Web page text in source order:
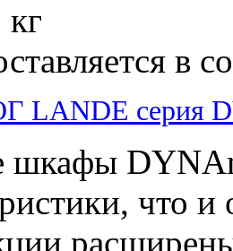
в
LANDE серия
шкафы
что